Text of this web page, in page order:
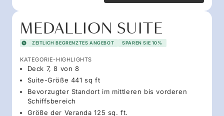
MEDALLION SUITE
ZEITLICH BEGRENZTES ANGEBOT SPAREN SIE 10%
KATEGORIE-HIGHLIGHTS
Deck 7, 8 von 8
Suite-Größe 441 sq ft
Bevorzugter Standort im mittleren bis vorderen
Schiffsbereich
Größe der Veranda 125 sq. ft.